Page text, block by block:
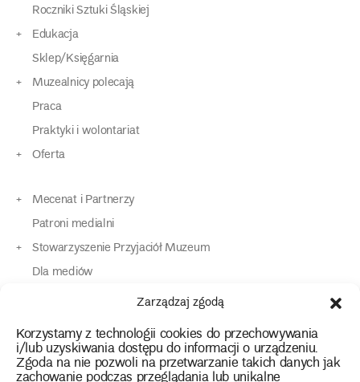
Zarządzaj zgodą
Korzystamy z technologii cookies do przechowywania
i/lub uzyskiwania dostępu do informacji o urządzeniu.
Zgoda na nie pozwoli na przetwarzanie takich danych jak
Roczniki Sztuki Śląskiej
Edukacja
Sklep/Księgarnia
Muzealnicy polecają
Praca
Praktyki i wolontariat
Oferta
Mecenat i Partnerzy
Patroni medialni
Stowarzyszenie Przyjaciół Muzeum
Dla mediów
Dla osób o specjalnych potrzebach
Kontakt